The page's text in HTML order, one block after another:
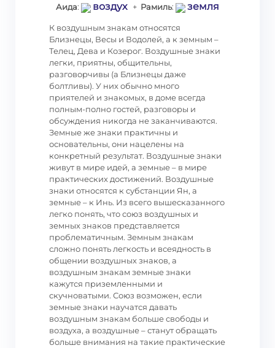
Аида: воздух+ Рамиль: земля
К воздушным знакам относятся
Близнецы, Весы и Водолей, а к земным –
Телец, Дева и Козерог. Воздушные знаки
легки, приятны, общительны,
разговорчивы (а Близнецы даже
болтливы). У них обычно много
приятелей и знакомых, в доме всегда
полным-полно гостей, разговоры и
обсуждения никогда не заканчиваются.
Земные же знаки практичны и
основательны, они нацелены на
конкретный результат. Воздушные знаки
живут в мире идей, а земные – в мире
практических достижений. Воздушные
знаки относятся к субстанции Ян, а
земные – к Инь. Из всего вышесказанного
легко понять, что союз воздушных и
земных знаков представляется
проблематичным. Земным знакам
сложно понять легкость и всеядность в
общении воздушных знаков, а
воздушным знакам земные знаки
кажутся приземленными и
скучноватыми. Союз возможен, если
земные знаки научатся давать
воздушным знакам больше свободы и
воздуха, а воздушные – станут обращать
больше внимания на такие практические